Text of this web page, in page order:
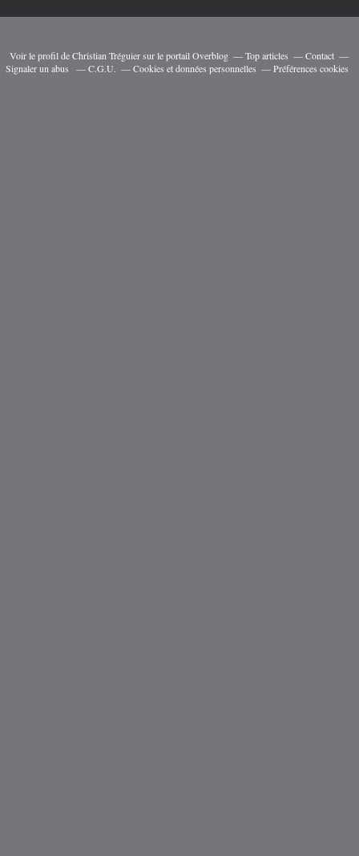
Voir le profil deChristian Tréguiersur le portail Overblog Top articles
Contact
Signaler un abus
C.G.U. Cookies et données personnelles Préférences cookies